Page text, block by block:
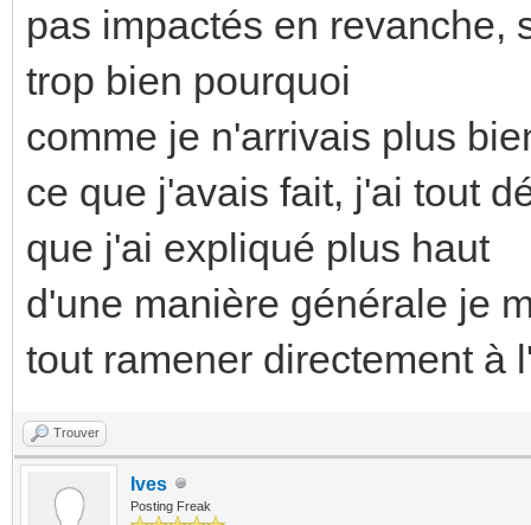
pas impactés en revanche,
trop bien pourquoi
comme je n'arrivais plus
ce que j'avais fait, j'ai tout
que j'ai expliqué plus haut
d'une manière générale je
tout ramener directement à
Trouver
Ives
Posting Freak